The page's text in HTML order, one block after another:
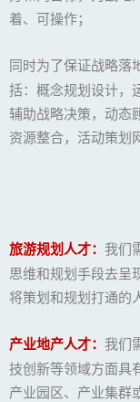
着、可操作；
同时为了保证战略落
括：概念规划设计，
辅助战略决策，动态
资源整合，活动策划
旅游规划人才： 我们
思维和规划手段去呈
将策划和规划打通的
产业地产人才： 我们
技创新等领域方面具
产业园区、产业集群